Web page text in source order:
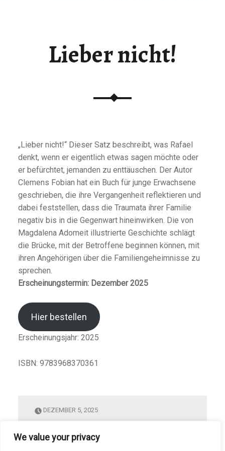
We value your privacy
Lieber nicht!
„Lieber nicht!“ Dieser Satz beschreibt, was Rafael
denkt, wenn er eigentlich etwas sagen möchte oder
er befürchtet, jemanden zu enttäuschen. Der Autor
Clemens Fobian hat ein Buch für junge Erwachsene
geschrieben, die ihre Vergangenheit reflektieren und
dabei feststellen, dass die Traumata ihrer Familie
negativ bis in die Gegenwart hineinwirken. Die von
Magdalena Adomeit illustrierte Geschichte schlägt
die Brücke, mit der Betroffene beginnen können, mit
ihren Angehörigen über die Familiengeheimnisse zu
sprechen.
Erscheinungstermin: Dezember 2025
Hier bestellen
Erscheinungsjahr: 2025
ISBN: 9783968370361
DEZEMBER 5, 2025